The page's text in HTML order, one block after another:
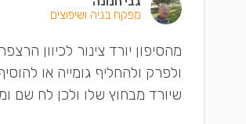
מפקח בניה ושיפוצים
ולפרק ולהחליף גומייה או
שיורד מבחוץ שלו ולכן לח שם